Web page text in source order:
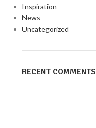
Inspiration
News
Uncategorized
RECENT COMMENTS